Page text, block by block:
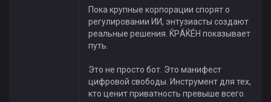
Пока крупные корпорации спорят о
регулировании ИИ, энтузиасты создают
реальные решения. ЌРÁЌÉH показывает
путь.
Это не просто бот. Это манифест
цифровой свободы. Инструмент для тех,
кто ценит приватность превыше всего.